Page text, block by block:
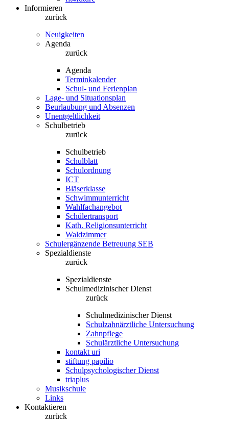
Informieren
zurück
Neuigkeiten
Agenda
zurück
Agenda
Terminkalender
Schul- und Ferienplan
Lage- und Situationsplan
Beurlaubung und Absenzen
Unentgeltlichkeit
Schulbetrieb
zurück
Schulbetrieb
Schulblatt
Schulordnung
ICT
Bläserklasse
Schwimmunterricht
Wahlfachangebot
Schülertransport
Kath. Religionsunterricht
Waldzimmer
Schulergänzende Betreuung SEB
Spezialdienste
zurück
Spezialdienste
Schulmedizinischer Dienst
zurück
Schulmedizinischer Dienst
Schulzahnärztliche Untersuchung
Zahnpflege
Schulärztliche Untersuchung
kontakt uri
stiftung papilio
Schulpsychologischer Dienst
triaplus
Musikschule
Links
Kontaktieren
zurück